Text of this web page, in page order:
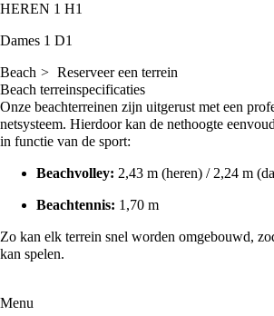
HEREN 1 H1
Dames 1 D1
Beach
Reserveer een terrein
Beach terreinspecificaties
Onze beachterreinen zijn uitgerust met een
netsysteem. Hierdoor kan de nethoogte
in functie van de sport:
Beachvolley: 2,43 m (heren) / 2,24 m
Beachtennis: 1,70 m
Zo kan elk terrein snel worden omgebouwd,
kan spelen.
Menu